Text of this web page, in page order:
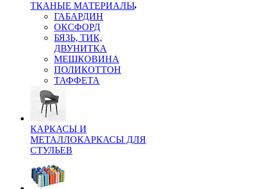
ТКАНЫЕ МАТЕРИАЛЫ
ГАБАРДИН
ОКСФОРД
БЯЗЬ, ТИК,
ДВУНИТКА
МЕШКОВИНА
ПОЛИКОТТОН
ТАФФЕТА
КАРКАСЫ И
МЕТАЛЛОКАРКАСЫ ДЛЯ
СТУЛЬЕВ